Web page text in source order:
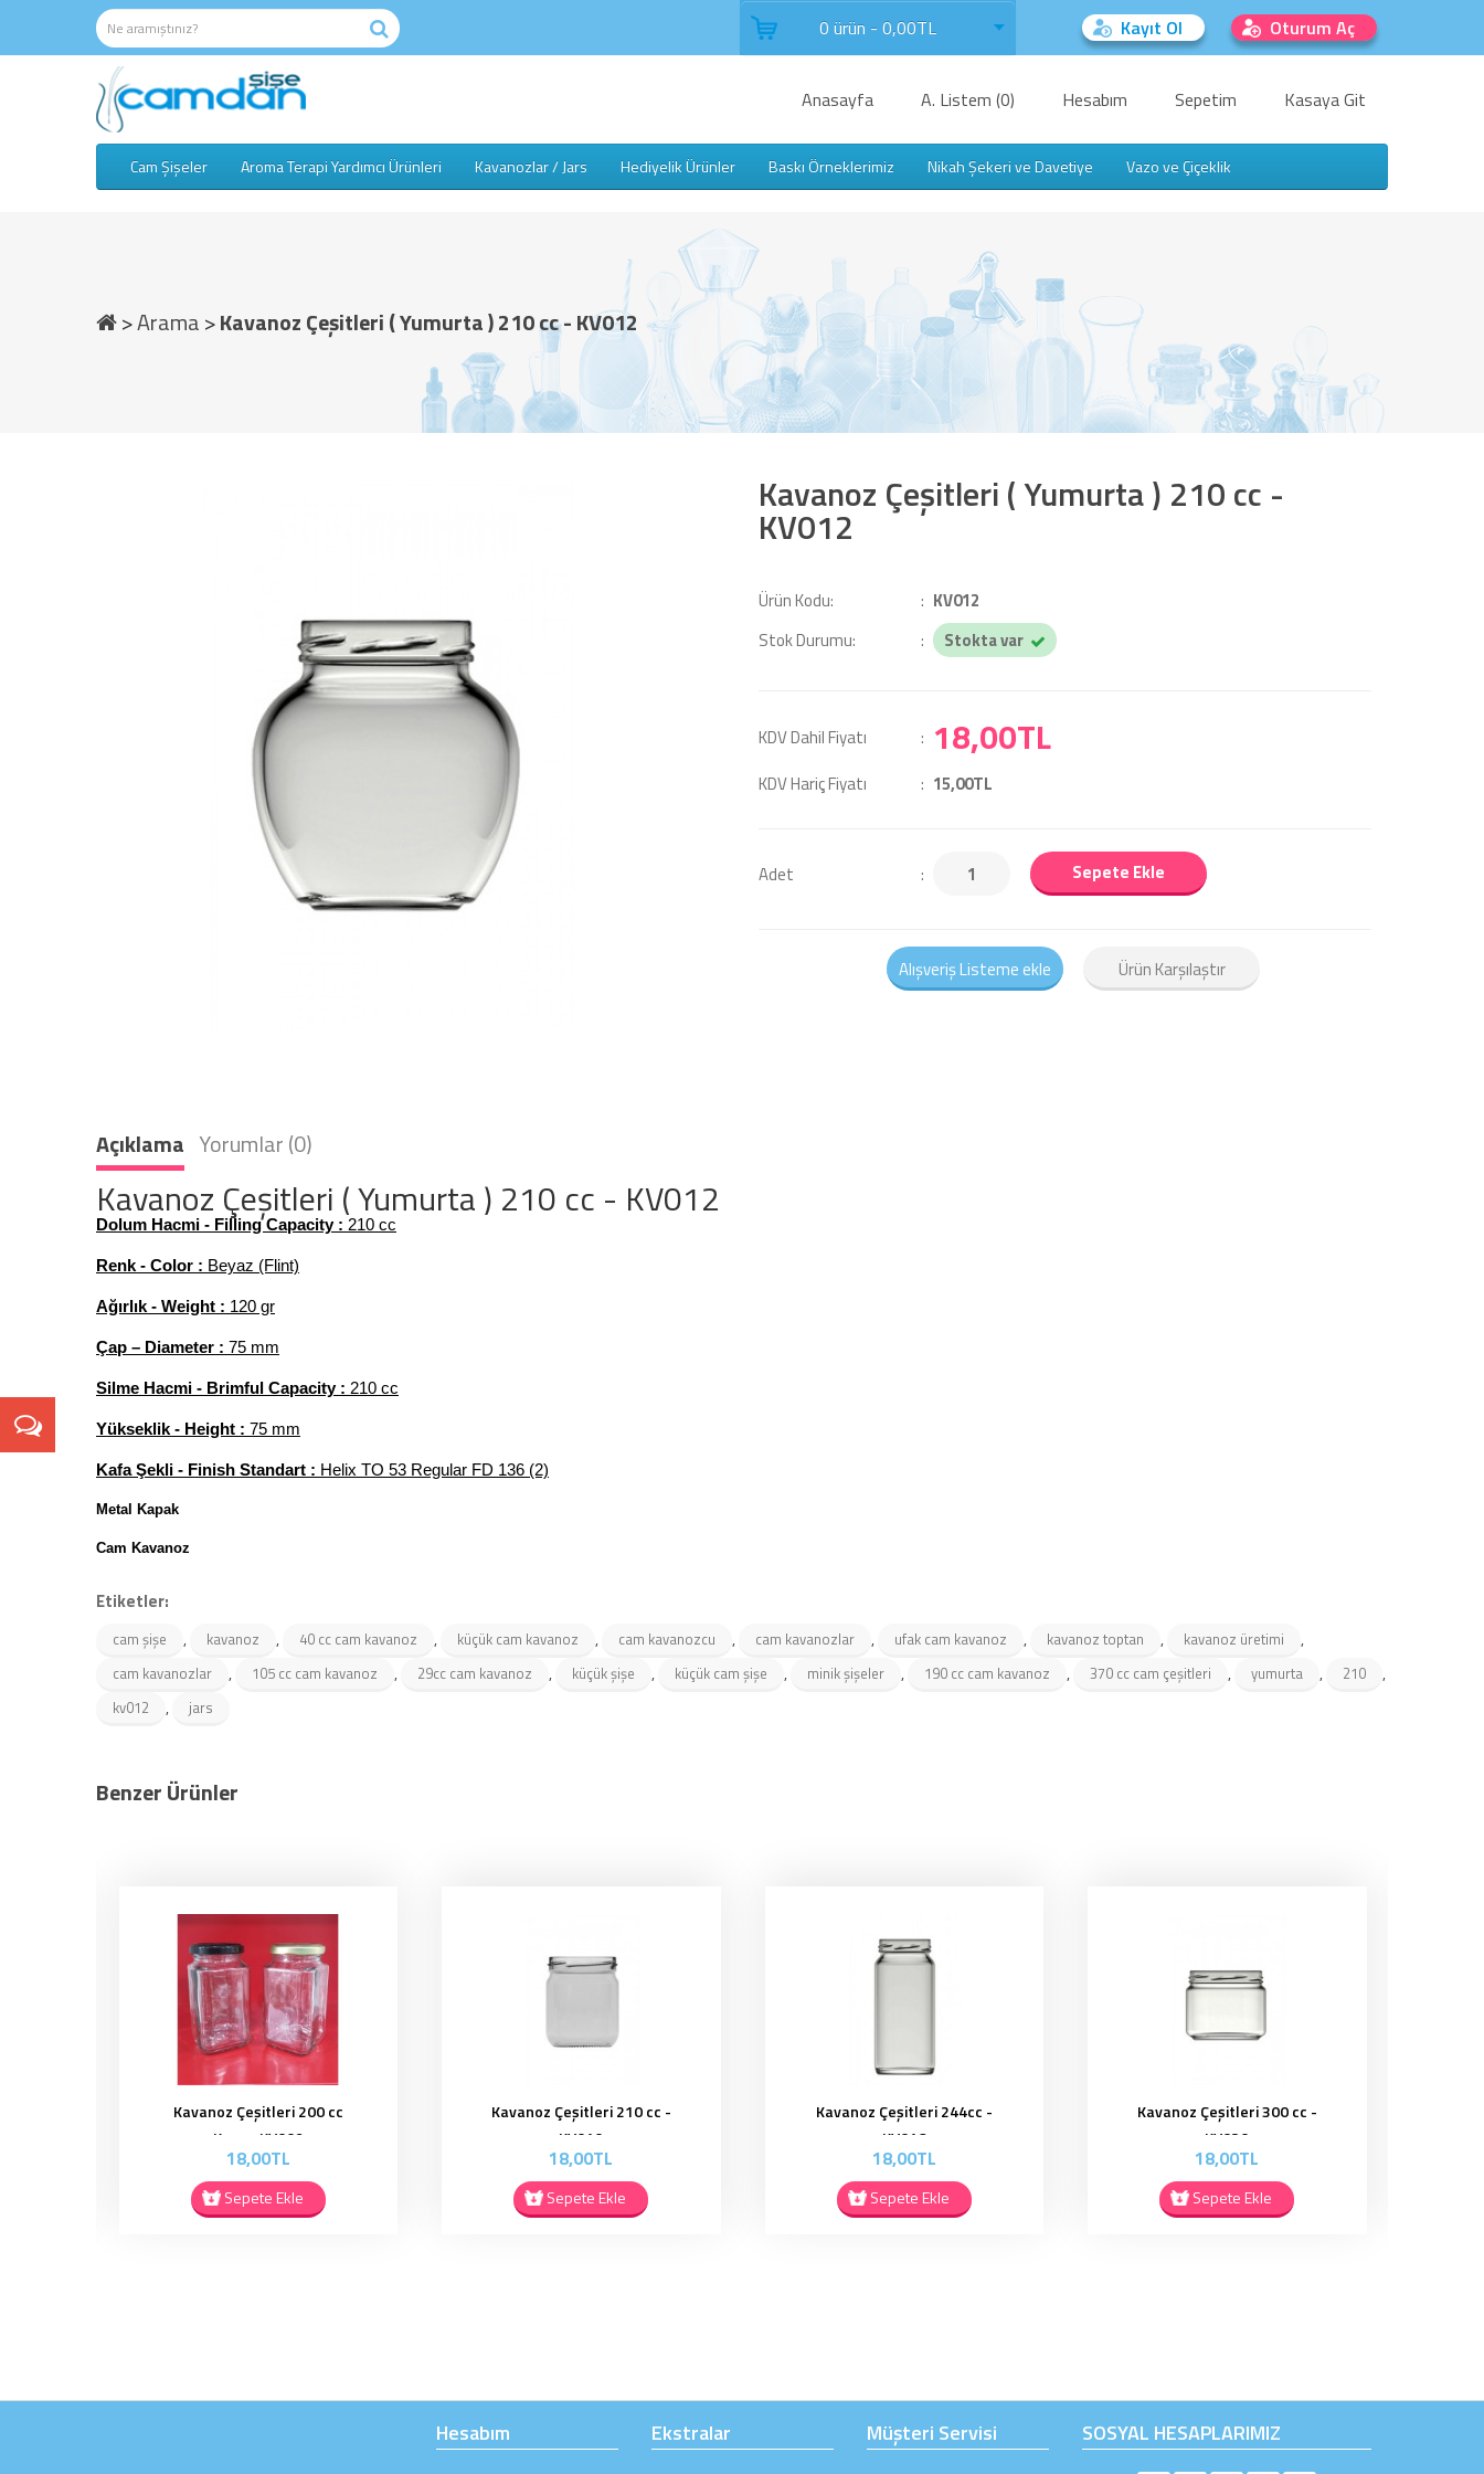
0 ürün - 0,00TL Kayıt Ol Oturum Aç
Anasayfa A. Listem (0) Hesabım Sepetim Kasaya Git
Cam Şişeler Aroma Terapi Yardımcı Ürünleri Kavanozlar / Jars Hediyelik Ürünler Baskı Örneklerimiz Nikah Şekeri ve Davetiye Vazo ve Çiçeklik
Arama Kavanoz Çeşitleri ( Yumurta ) 210 cc - KV012
Kavanoz Çeşitleri ( Yumurta ) 210 cc -
KV012
Ürün Kodu:
KV012
Stok Durumu:
Stokta var
KDV Dahil Fiyatı 18,00TL
KDV Hariç Fiyatı 15,00TL
Adet Sepete Ekle
Alışveriş Listeme ekle Ürün Karşılaştır
Açıklama Yorumlar (0)
Kavanoz Çeşitleri ( Yumurta ) 210 cc - KV012
Dolum Hacmi - Filling Capacity : 210 cc
Renk - Color : Beyaz (Flint)
Ağırlık - Weight : 120 gr
Çap – Diameter : 75 mm
Silme Hacmi - Brimful Capacity : 210 cc
Yükseklik - Height : 75 mm
Kafa Şekli - Finish Standart : Helix TO 53 Regular FD 136 (2)
Metal Kapak
Cam Kavanoz
Etiketler:
cam şişe , kavanoz , 40 cc cam kavanoz , küçük cam kavanoz , cam kavanozcu , cam kavanozlar , ufak cam kavanoz , kavanoz toptan , kavanoz üretimi ,
cam kavanozlar , 105 cc cam kavanoz , 29cc cam kavanoz , küçük şişe , küçük cam şişe , minik şişeler , 190 cc cam kavanoz , 370 cc cam çeşitleri , yumurta , 210 ,
kv012 , jars
Benzer Ürünler
Kavanoz Çeşitleri 210 cc -
KV010
18,00TL
Sepete Ekle
Kavanoz Çeşitleri 244cc -
KV016
18,00TL
Sepete Ekle
Kavanoz Çeşitleri 300 cc -
KV020
18,00TL
Sepete Ekle
Kavanoz Çeşitleri ( Yumurta )
370 cc - KV043
24,00TL
Sepete Ekle
Hesabım Ekstralar Müşteri Servisi SOSYAL HESAPLARIMIZ